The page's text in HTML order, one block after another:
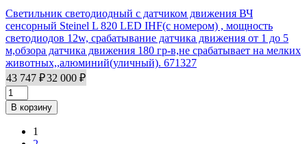
Светильник светодиодный с датчиком движения ВЧ
сенсорный Steinel L 820 LED IHF(с номером) , мощность
светодиодов 12w, срабатывание датчика движения от 1 до 5
м,обзора датчика движения 180 гр-в,не срабатывает на мелких
животных,,алюминий(уличный). 671327
43 747 ₽32 000 ₽
Страницы
1